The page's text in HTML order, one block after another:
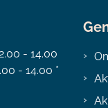
- 14.00
- 14.00 *